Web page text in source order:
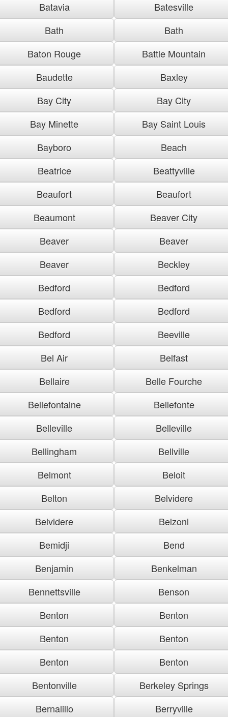
Batavia
Batesville
Bath
Bath
Baton Rouge
Battle Mountain
Baudette
Baxley
Bay City
Bay City
Bay Minette
Bay Saint Louis
Bayboro
Beach
Beatrice
Beattyville
Beaufort
Beaufort
Beaumont
Beaver City
Beaver
Beaver
Beaver
Beckley
Bedford
Bedford
Bedford
Bedford
Bedford
Beeville
Bel Air
Belfast
Bellaire
Belle Fourche
Bellefontaine
Bellefonte
Belleville
Belleville
Bellingham
Bellville
Belmont
Beloit
Belton
Belvidere
Belvidere
Belzoni
Bemidji
Bend
Benjamin
Benkelman
Bennettsville
Benson
Benton
Benton
Benton
Benton
Benton
Benton
Bentonville
Berkeley Springs
Bernalillo
Berryville